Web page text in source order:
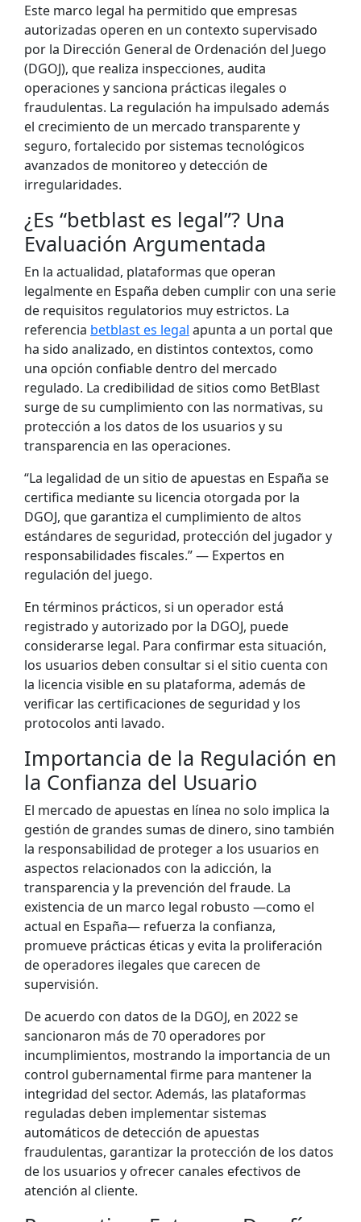
Este marco legal ha permitido que empresas
autorizadas operen en un contexto supervisado
por la Dirección General de Ordenación del Juego
(DGOJ), que realiza inspecciones, audita
operaciones y sanciona prácticas ilegales o
fraudulentas. La regulación ha impulsado además
el crecimiento de un mercado transparente y
seguro, fortalecido por sistemas tecnológicos
avanzados de monitoreo y detección de
irregularidades.
¿Es “betblast es legal”? Una
Evaluación Argumentada
En la actualidad, plataformas que operan
legalmente en España deben cumplir con una serie
de requisitos regulatorios muy estrictos. La
referencia betblast es legal apunta a un portal que
ha sido analizado, en distintos contextos, como
una opción confiable dentro del mercado
regulado. La credibilidad de sitios como BetBlast
surge de su cumplimiento con las normativas, su
protección a los datos de los usuarios y su
transparencia en las operaciones.
“La legalidad de un sitio de apuestas en España se
certifica mediante su licencia otorgada por la
DGOJ, que garantiza el cumplimiento de altos
estándares de seguridad, protección del jugador y
responsabilidades fiscales.” — Expertos en
regulación del juego.
En términos prácticos, si un operador está
registrado y autorizado por la DGOJ, puede
considerarse legal. Para confirmar esta situación,
los usuarios deben consultar si el sitio cuenta con
la licencia visible en su plataforma, además de
verificar las certificaciones de seguridad y los
protocolos anti lavado.
Importancia de la Regulación en
la Confianza del Usuario
El mercado de apuestas en línea no solo implica la
gestión de grandes sumas de dinero, sino también
la responsabilidad de proteger a los usuarios en
aspectos relacionados con la adicción, la
transparencia y la prevención del fraude. La
existencia de un marco legal robusto —como el
actual en España— refuerza la confianza,
promueve prácticas éticas y evita la proliferación
de operadores ilegales que carecen de
supervisión.
De acuerdo con datos de la DGOJ, en 2022 se
sancionaron más de 70 operadores por
incumplimientos, mostrando la importancia de un
control gubernamental firme para mantener la
integridad del sector. Además, las plataformas
reguladas deben implementar sistemas
automáticos de detección de apuestas
fraudulentas, garantizar la protección de los datos
de los usuarios y ofrecer canales efectivos de
atención al cliente.